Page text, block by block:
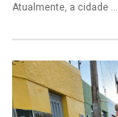
Atualmente, a cidade ...